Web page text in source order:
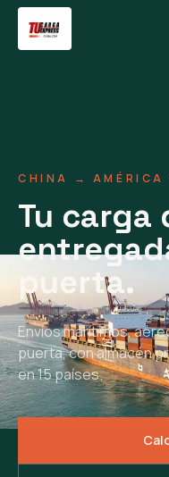
CHINA → AMÉRICA
Tu carga
puerta.
Envíos marítimos,
puerta, con almacén
en 15 países.